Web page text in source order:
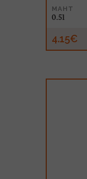
MAHT
0.5l
4.15€